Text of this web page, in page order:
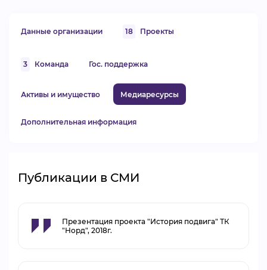
Данные организации 18 Проекты
3 Команда Гос. поддержка
Активы и имущество Медиаресурсы
Дополнительная информация
Публикации в СМИ
Презентация проекта "История подвига" ТК
"Норд", 2018г.